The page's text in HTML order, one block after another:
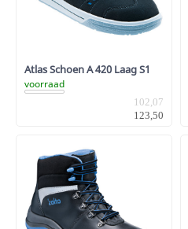
Atlas Schoen A 420 Laag S1
voorraad
102,07
123,50